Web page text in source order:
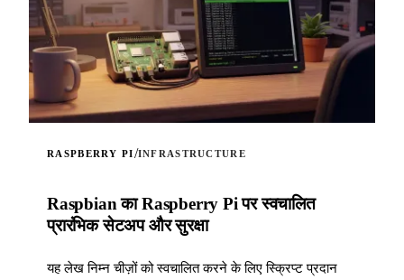
RASPBERRY PI/INFRASTRUCTURE
Raspbian का Raspberry Pi पर स्वचालित
प्रारंभिक सेटअप और सुरक्षा
यह लेख निम्न चीज़ों को स्वचालित करने के लिए स्क्रिप्ट प्रदान